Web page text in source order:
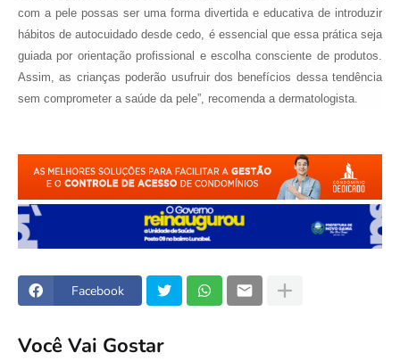
com a pele possas ser uma forma divertida e educativa de introduzir
hábitos de autocuidado desde cedo, é essencial que essa prática seja
guiada por orientação profissional e escolha consciente de produtos.
Assim, as crianças poderão usufruir dos benefícios dessa tendência
sem comprometer a saúde da pele”, recomenda a dermatologista.
Facebook
Você Vai Gostar